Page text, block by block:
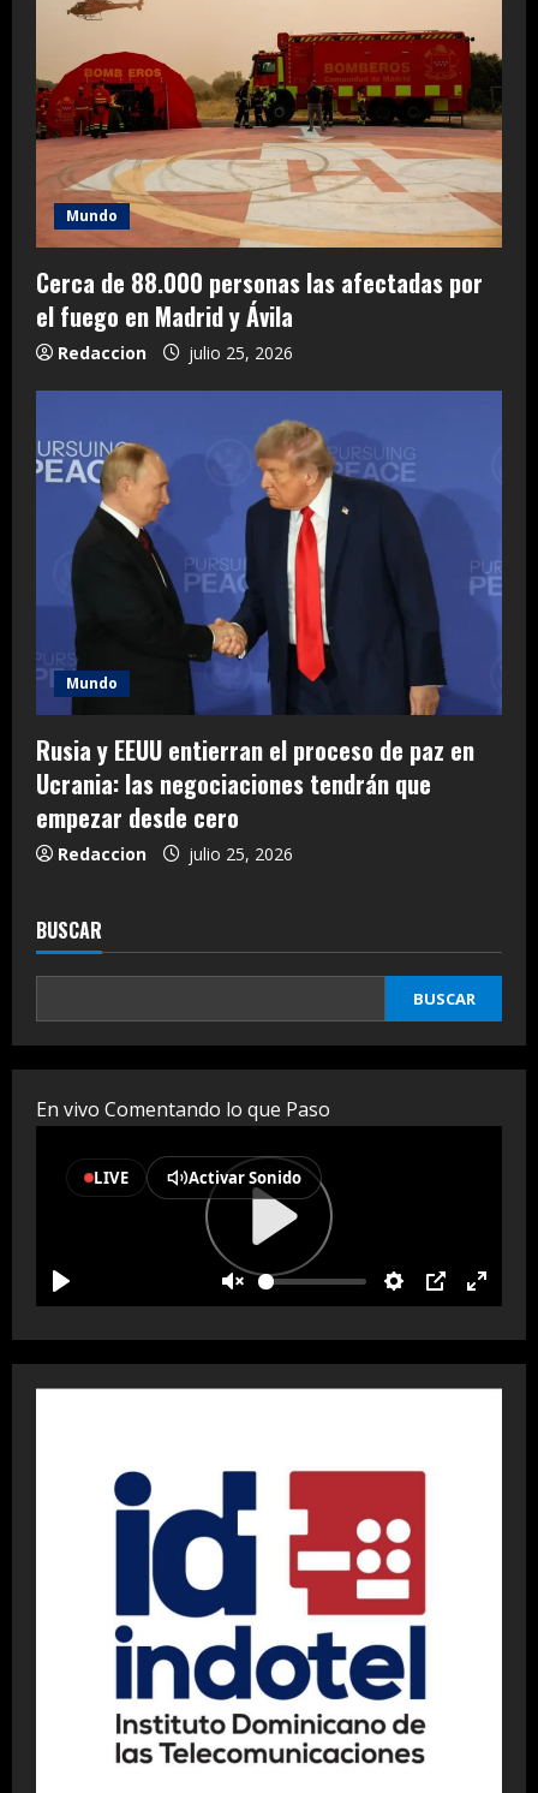
Mundo
Cerca de 88.000 personas las afectadas por
el fuego en Madrid y Ávila
Redaccion julio 25, 2026
Mundo
Rusia y EEUU entierran el proceso de paz en
Ucrania: las negociaciones tendrán que
empezar desde cero
Redaccion julio 25, 2026
BUSCAR
BUSCAR
En vivo Comentando lo que Paso